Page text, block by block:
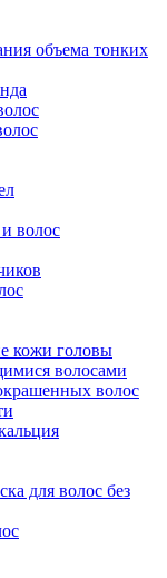
объема тонких
волос
кожи головы
волосами
волос
для волос без